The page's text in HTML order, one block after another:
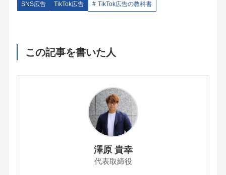
SNS広告 TikTok広告 TikTok広告の教科書
この記事を書いた人
澤原 貴幸
代表取締役